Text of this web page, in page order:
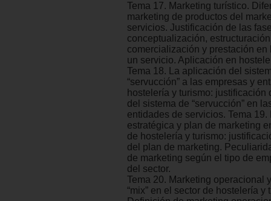
Tema 17. Marketing turístico.
marketing de productos del
servicios. Justificación de las
conceptualización,
comercialización y prestación en
un servicio. Aplicación en
Tema 18. La aplicación del
“servucción” a las empresas y
hostelería y turismo: justificación
del sistema de “servucción” en
entidades de servicios. Tema
estratégica y plan de marketing
de hostelería y turismo:
del plan de marketing.
de marketing según el tipo de
del sector.
Tema 20. Marketing operacional
“mix” en el sector de hostelería y